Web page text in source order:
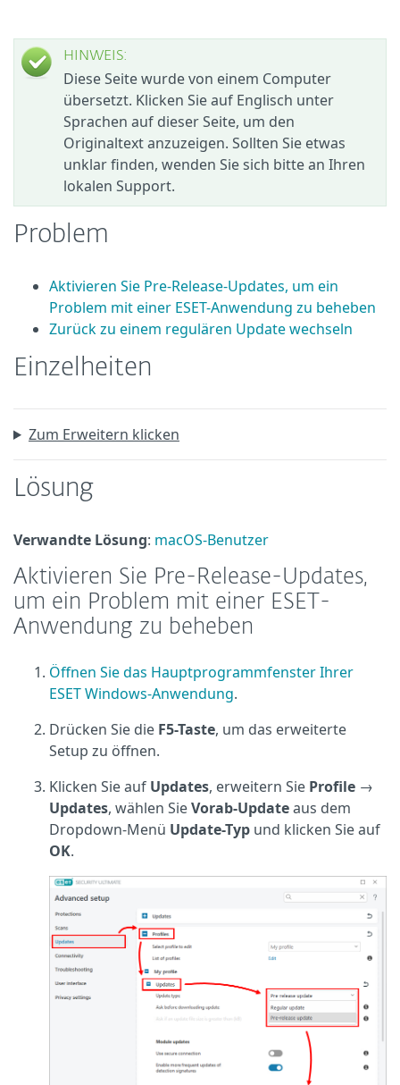
HINWEIS:
Diese Seite wurde von einem Computer
übersetzt. Klicken Sie auf Englisch unter
Sprachen auf dieser Seite, um den
Originaltext anzuzeigen. Sollten Sie etwas
unklar finden, wenden Sie sich bitte an Ihren
lokalen Support.
Problem
Aktivieren Sie Pre-Release-Updates, um ein
Problem mit einer ESET-Anwendung zu beheben
Zurück zu einem regulären Update wechseln
Einzelheiten
Zum Erweitern klicken
Lösung
Verwandte Lösung: macOS-Benutzer
Aktivieren Sie Pre-Release-Updates,
um ein Problem mit einer ESET-
Anwendung zu beheben
Öffnen Sie das Hauptprogrammfenster Ihrer
ESET Windows-Anwendung.
Drücken Sie die F5-Taste, um das erweiterte
Setup zu öffnen.
Klicken Sie auf Updates, erweitern Sie Profile →
Updates, wählen SieVorab-Updateaus dem
Dropdown-Menü Update-Typ und klicken Sie auf
OK.